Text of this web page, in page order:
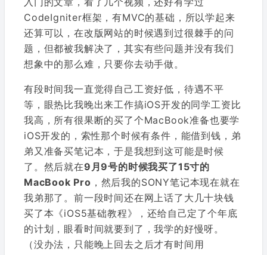
CodeIgniter框架，有MVC的基础，所以学起来
还算可以，在改版网站的时候遇到过很棘手的问
题，但都被我解决了，其实有些问题并没有我们
想象中的那么难，只要你去动手做。
有段时间我一直觉得自己工资好低，待遇不平
等，眼热比我晚出来工作搞iOS开发的同学工资比
我高，所有很果断的买了个MacBook准备也要学
iOS开发的，索性那个时候有条件，能借到钱，弟
弟又准备买笔记本，于是我想到这可能是时候
了。然后就在9月9号的时候我买了15寸的
MacBook Pro ，然后我的SONY笔记本现在就在
我弟那了。前一段时间还在网上话了大几十块钱
买了本《iOS5基础教程》，还给自己定了个年底
的计划，眼看时间就要到了，我学的好慢呀。
（没办法，只能晚上回去之后才有时间用